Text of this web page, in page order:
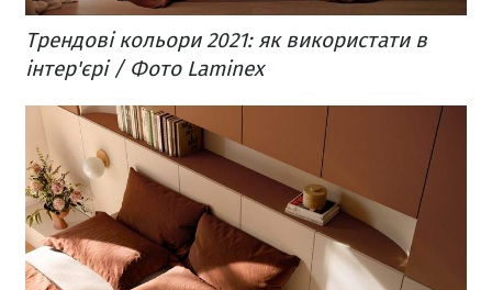
Трендові кольори 2021: як використати в
інтер'єрі / Фото Laminex